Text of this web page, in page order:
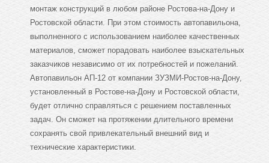
монтаж конструкций в любом районе Ростова-на-Дону и
Ростовской области. При этом стоимость автопавильона,
выполненного с использованием наиболее качественных
материалов, сможет порадовать наиболее взыскательных
заказчиков независимо от их потребностей и пожеланий.
Автопавильон АП-12 от компании ЗУЗМИ-Ростов-на-Дону,
установленный в Ростове-на-Дону и Ростовской области,
будет отлично справляться с решением поставленных
задач. Он сможет на протяжении длительного времени
сохранять свой привлекательный внешний вид и
технические характеристики.